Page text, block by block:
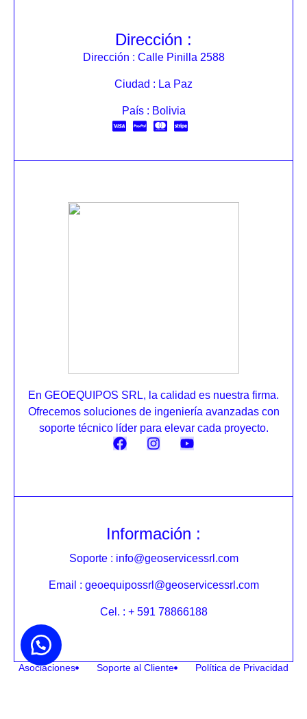
Dirección :
Dirección : Calle Pinilla 2588
Ciudad : La Paz
País : Bolivia
En GEOEQUIPOS SRL, la calidad es nuestra firma.
Ofrecemos soluciones de ingeniería avanzadas con
soporte técnico líder para elevar cada proyecto.
Información :
Soporte : info@geoservicessrl.com
Email : geoequipossrl@geoservicessrl.com
Cel. : + 591 78866188
Asociaciones Soporte al Cliente Política de Privacidad